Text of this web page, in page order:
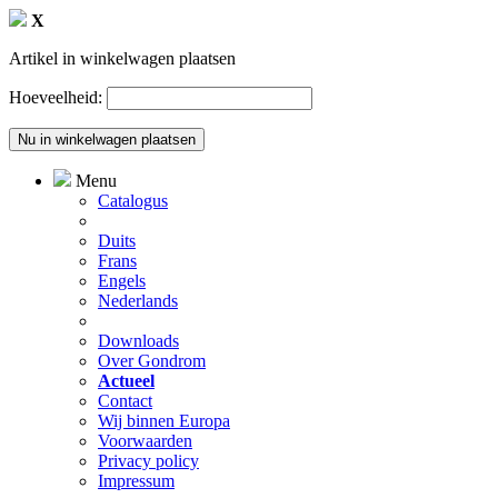
X
Artikel in winkelwagen plaatsen
Hoeveelheid:
Menu
Catalogus
Duits
Frans
Engels
Nederlands
Downloads
Over Gondrom
Actueel
Contact
Wij binnen Europa
Voorwaarden
Privacy policy
Impressum